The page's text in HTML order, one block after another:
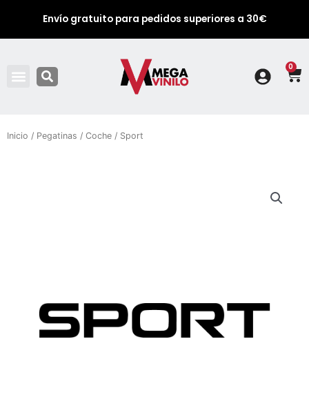
Envío gratuito para pedidos superiores a 30€
0
Inicio / Pegatinas / Coche / Sport